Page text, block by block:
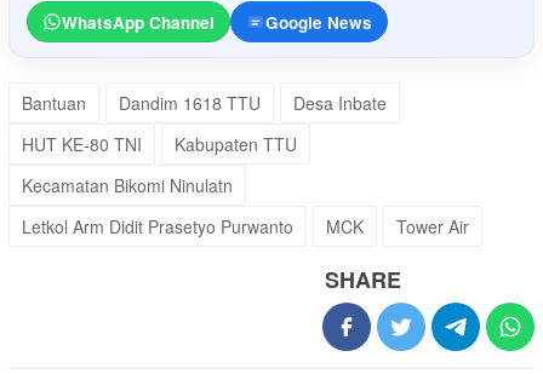
WhatsApp Channel Google News
Bantuan Dandim 1618 TTU
Desa Inbate
HUT KE-80 TNI
Kabupaten TTU
Kecamatan Bikomi Ninulatn
Letkol Arm Didit Prasetyo Purwanto
MCK Tower Air
SHARE